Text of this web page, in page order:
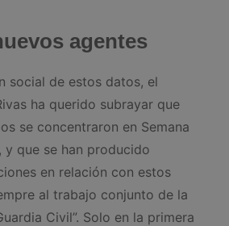
agentes
social de estos datos, el
ha querido subrayar que
se concentraron en Semana
y que se han producido
en relación con estos
al trabajo conjunto de la
Civil”. Solo en la primera